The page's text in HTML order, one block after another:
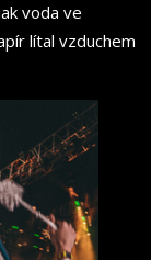
voda ve
lítal vzduchem